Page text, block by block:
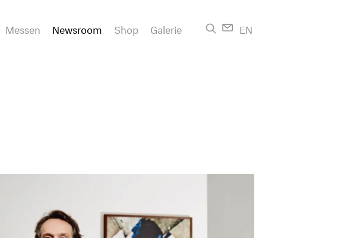
Messen Newsroom Shop Galerie EN